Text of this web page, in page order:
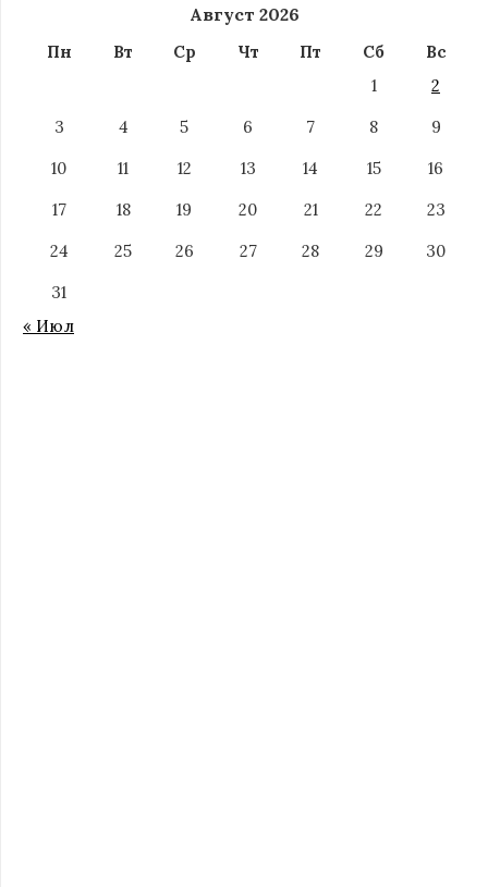
Август 2026
Пн Вт Ср Чт Пт Сб
Вс
1
2
3
4 5 6 7 8
9
10
11 12 13 14 15
16
17
18 19 20 21 22
23
24
25 26 27 28 29
30
31
« Июл